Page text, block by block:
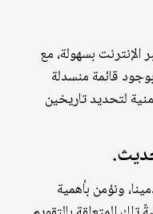
الهجري لعام 2024 عبر الإنترنت بسهولة، مع
قائمة منسدلة
لتحديد تاريخين
ونؤمن بأهمية